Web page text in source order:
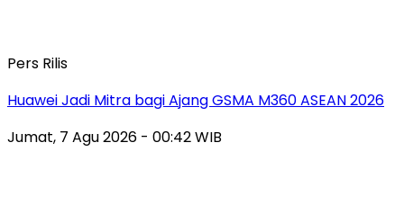
Pers Rilis
Huawei Jadi Mitra bagi Ajang GSMA M360 ASEAN 2026
Jumat, 7 Agu 2026 - 00:42 WIB